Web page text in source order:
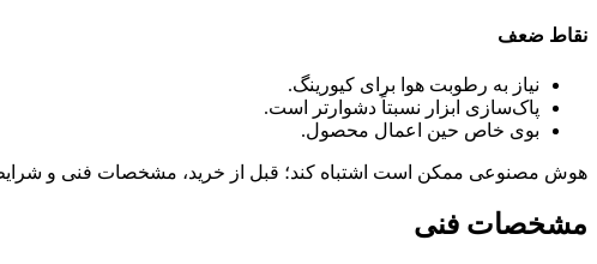
نقاط ضعف
نیاز به رطوبت هوا برای کیورینگ.
پاک‌سازی ابزار نسبتاً دشوارتر است.
بوی خاص حین اعمال محصول.
هوش مصنوعی ممکن است اشتباه کند؛ قبل از خرید، مشخصات فنی و
مشخصات فنی